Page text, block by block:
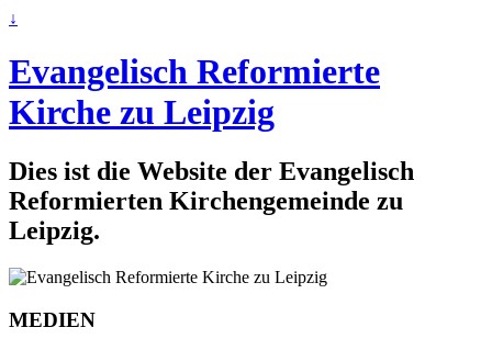
↓
Evangelisch Reformierte
Kirche zu Leipzig
Dies ist die Website der Evangelisch
Reformierten Kirchengemeinde zu
Leipzig.
MEDIEN